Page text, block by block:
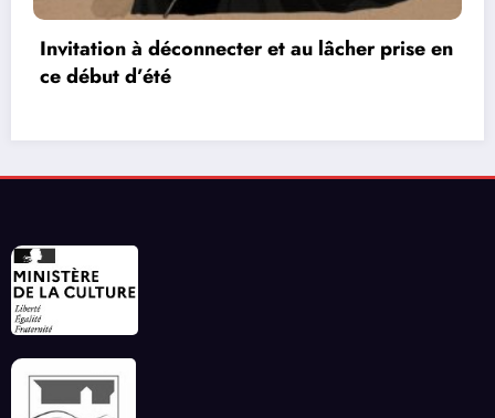
prise en
Les réseaux de communication
vidéos